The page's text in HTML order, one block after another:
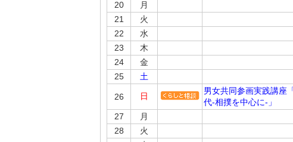
20
月
21
火
22
水
23
木
24
金
25
土
26 日
男女共同参画実践講座
代-相撲を中心に-」
27
月
28
火